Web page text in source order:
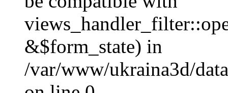
&$form_state) in
/var/www/ukraina3d/